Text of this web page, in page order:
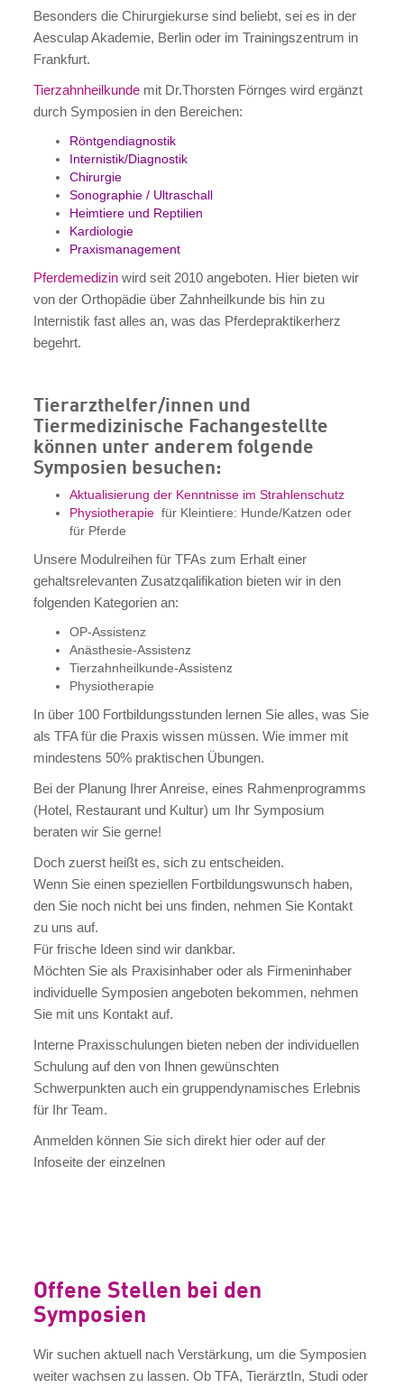
Besonders die Chirurgiekurse sind beliebt, sei es in der
Aesculap Akademie, Berlin oder im Trainingszentrum in
Frankfurt.
Tierzahnheilkunde mit Dr.Thorsten Förnges wird ergänzt
durch Symposien in den Bereichen:
Röntgendiagnostik
Internistik/Diagnostik
Chirurgie
Sonographie / Ultraschall
Heimtiere und Reptilien
Kardiologie
Praxismanagement
Pferdemedizin wird seit 2010 angeboten. Hier bieten wir
von der Orthopädie über Zahnheilkunde bis hin zu
Internistik fast alles an, was das Pferdepraktikerherz
begehrt.
Tierarzthelfer/innen und
Tiermedizinische Fachangestellte
können unter anderem folgende
Symposien besuchen:
Aktualisierung der Kenntnisse im Strahlenschutz
Physiotherapie für Kleintiere: Hunde/Katzen oder
für Pferde
Unsere Modulreihen für TFAs zum Erhalt einer
gehaltsrelevanten Zusatzqalifikation bieten wir in den
folgenden Kategorien an:
OP-Assistenz
Anästhesie-Assistenz
Tierzahnheilkunde-Assistenz
Physiotherapie
In über 100 Fortbildungsstunden lernen Sie alles, was Sie
als TFA für die Praxis wissen müssen. Wie immer mit
mindestens 50% praktischen Übungen.
Bei der Planung Ihrer Anreise, eines Rahmenprogramms
(Hotel, Restaurant und Kultur) um Ihr Symposium
beraten wir Sie gerne!
Doch zuerst heißt es, sich zu entscheiden.
Wenn Sie einen speziellen Fortbildungswunsch haben,
den Sie noch nicht bei uns finden, nehmen Sie Kontakt
zu uns auf.
Für frische Ideen sind wir dankbar.
Möchten Sie als Praxisinhaber oder als Firmeninhaber
individuelle Symposien angeboten bekommen, nehmen
Sie mit uns Kontakt auf.
Interne Praxisschulungen bieten neben der individuellen
Schulung auf den von Ihnen gewünschten
Schwerpunkten auch ein gruppendynamisches Erlebnis
für Ihr Team.
Anmelden können Sie sich direkt hier oder auf der
Infoseite der einzelnen
Offene Stellen bei den
Symposien
Wir suchen aktuell nach Verstärkung, um die Symposien
weiter wachsen zu lassen. Ob TFA, TierärztIn, Studi oder